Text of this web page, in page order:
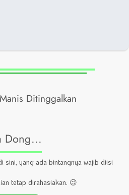
Ditinggalkan
Dong...
sini, yang ada bintangnya wajib diisi
tetap dirahasiakan. 😉